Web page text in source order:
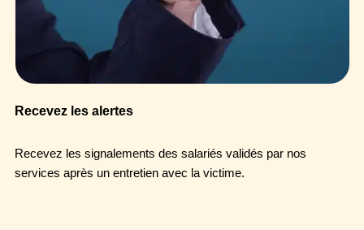
Recevez les alertes
Recevez les signalements des salariés validés par nos
services après un entretien avec la victime.